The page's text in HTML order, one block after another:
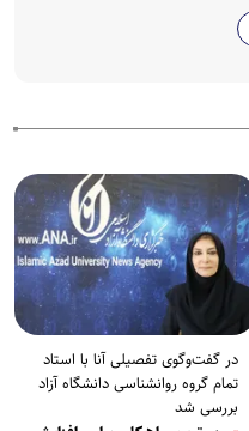
در گفت‌وگوی تفصیلی آنا با استاد
تمام گروه روانشناسی دانشگاه آزاد
بررسی شد